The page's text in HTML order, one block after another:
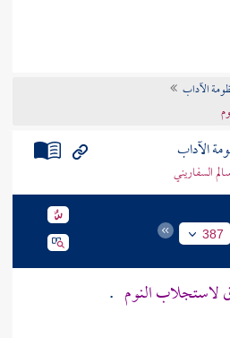
الآداب
الآداب
السفاريني
387
لاستجلاب النوم .